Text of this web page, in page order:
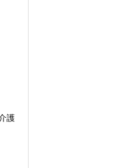
護